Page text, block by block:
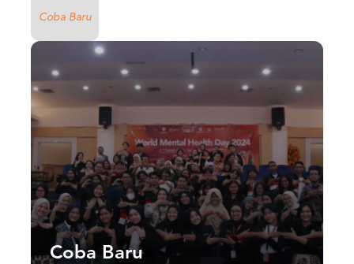
Coba Baru
Coba Baru